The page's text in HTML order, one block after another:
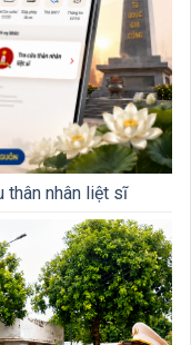
thân nhân liệt sĩ